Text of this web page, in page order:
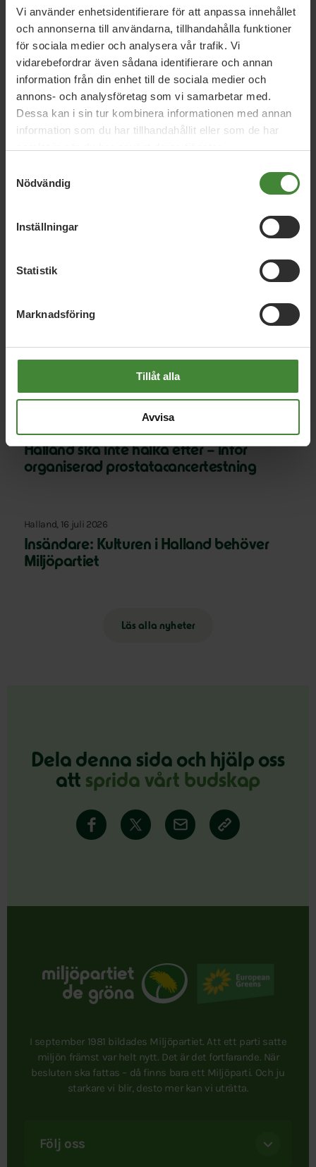
Vi använder enhetsidentifierare för att anpassa innehållet
och annonserna till användarna, tillhandahålla funktioner
för sociala medier och analysera vår trafik. Vi
vidarebefordrar även sådana identifierare och annan
information från din enhet till de sociala medier och
annons- och analysföretag som vi samarbetar med.
Dessa kan i sin tur kombinera informationen med annan
information som du har tillhandahållit eller som de har
Nödvändig
Inställningar
Statistik
Marknadsföring
Tillåt alla
Avvisa
jämlikt eller jämställt. Region Halland ska medverka till
ettsamhälle där alla känner sig välkomna och ges
möjlighet att bidra. Då krävs social, ekologisk och
ekonomisk hållbarhet både i det interna och externa
arbetet. Vi rödgröna partier vill att de globala målen för
hållbar utveckling, Agenda 2030, prioriteras högt i Region
Hallands insatser.
Läs hela förslaget här (pdf)
Riksdagsledamot cyklar genom Halland
Halland ska inte halka efter – inför
organiserad prostatacancertestning
Halland, 16 juli 2026
Insändare: Kulturen i Halland behöver
Miljöpartiet
Läs alla nyheter
Dela denna sida och hjälp oss
att sprida vårt budskap
I september 1981 bildades Miljöpartiet. Att ett parti satte
miljön främst var helt nytt. Det är det fortfarande. När
besluten ska fattas – då finns bara ett Miljöparti. Och ju
starkare vi blir, desto mer kan vi uträtta.
Följ oss